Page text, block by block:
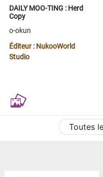
DAILY MOO-TING : Herd
Copy
o-okun
Éditeur : NukooWorld
Studio
Toutes